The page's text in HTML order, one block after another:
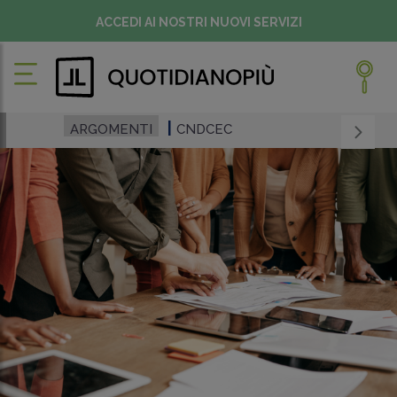
ACCEDI AI NOSTRI NUOVI SERVIZI
ARGOMENTI CNDCEC